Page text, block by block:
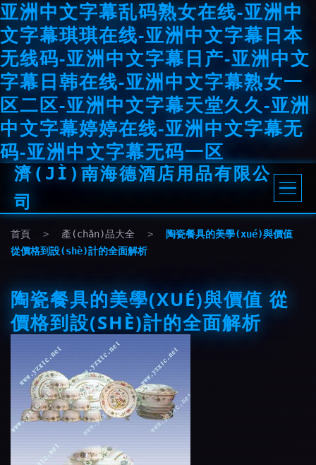
亚洲中文字幕乱码熟女在线-亚洲中
文字幕琪琪在线-亚洲中文字幕日本
无线码-亚洲中文字幕日产-亚洲中文
字幕日韩在线-亚洲中文字幕熟女一
区二区-亚洲中文字幕天堂久久-亚洲
中文字幕婷婷在线-亚洲中文字幕无
码-亚洲中文字幕无码一区
濟(JÌ)南海德酒店用品有限公
司
首頁 > 產(chǎn)品大全 >
陶瓷餐具的美學(xué)與價值
從價格到設(shè)計的全面解析
陶瓷餐具的美學(XUÉ)與價值 從
價格到設(SHÈ)計的全面解析